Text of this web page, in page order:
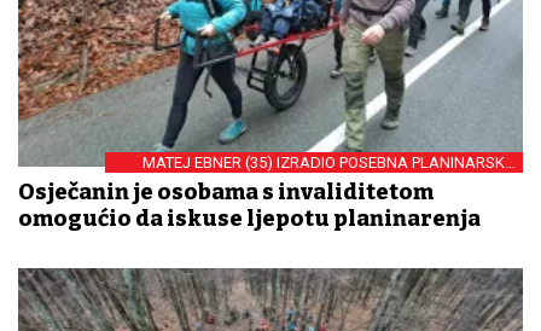
MATEJ EBNER (35) IZRADIO POSEBNA PLANINARSKA
KOLICA
Osječanin je osobama s invaliditetom
omogućio da iskuse ljepotu planinarenja